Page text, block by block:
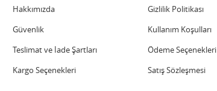
Hakkımızda
Güvenlik
Teslimat ve İade Şartları
Kargo Seçenekleri
Gizlilik Politikası
Kullanım Koşulları
Ödeme Seçenekleri
Satış Sözleşmesi